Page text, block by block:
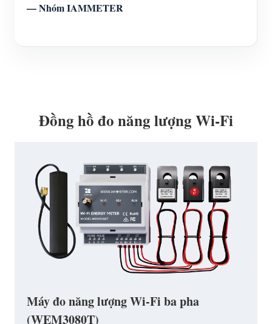
— Nhóm IAMMETER
Đồng hồ đo năng lượng Wi-Fi
Máy đo năng lượng Wi-Fi ba pha
(WEM3080T)